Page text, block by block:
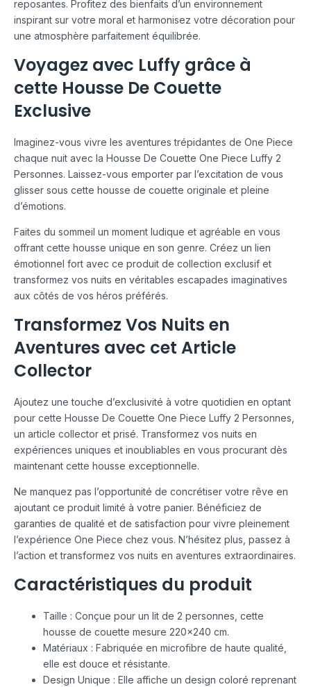
reposantes. Profitez des bienfaits d’un environnement
inspirant sur votre moral et harmonisez votre décoration pour
une atmosphère parfaitement équilibrée.
Voyagez avec Luffy grâce à
cette Housse De Couette
Exclusive
Imaginez-vous vivre les aventures trépidantes de One Piece
chaque nuit avec la Housse De Couette One Piece Luffy 2
Personnes. Laissez-vous emporter par l’excitation de vous
glisser sous cette housse de couette originale et pleine
d’émotions.
Faites du sommeil un moment ludique et agréable en vous
offrant cette housse unique en son genre. Créez un lien
émotionnel fort avec ce produit de collection exclusif et
transformez vos nuits en véritables escapades imaginatives
aux côtés de vos héros préférés.
Transformez Vos Nuits en
Aventures avec cet Article
Collector
Ajoutez une touche d’exclusivité à votre quotidien en optant
pour cette Housse De Couette One Piece Luffy 2 Personnes,
un article collector et prisé. Transformez vos nuits en
expériences uniques et inoubliables en vous procurant dès
maintenant cette housse exceptionnelle.
Ne manquez pas l’opportunité de concrétiser votre rêve en
ajoutant ce produit limité à votre panier. Bénéficiez de
garanties de qualité et de satisfaction pour vivre pleinement
l’expérience One Piece chez vous. N’hésitez plus, passez à
l’action et transformez vos nuits en aventures extraordinaires.
Caractéristiques du produit
Taille : Conçue pour un lit de 2 personnes, cette
housse de couette mesure 220×240 cm.
Matériaux : Fabriquée en microfibre de haute qualité,
elle est douce et résistante.
Design Unique : Elle affiche un design coloré reprenant